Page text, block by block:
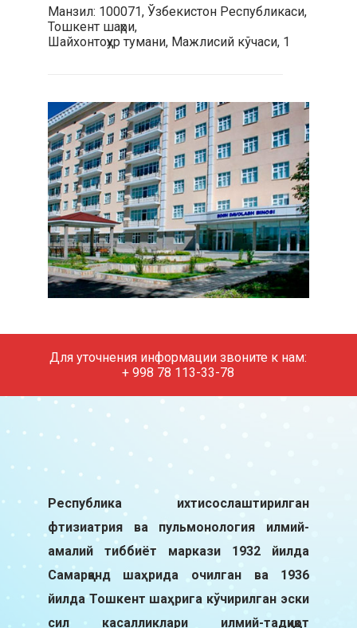
Манзил: 100071, Ўзбекистон Республикаси,
Тошкент шаҳри,
Шайхонтоҳур тумани, Мажлисий кўчаси, 1
Для уточнения информации звоните к нам:
+ 998 78 113-33-78
Республика ихтисослаштирилган
фтизиатрия ва пульмонология илмий-
амалий тиббиёт маркази 1932 йилда
Самарқанд шаҳрида очилган ва 1936
йилда Тошкент шаҳрига кўчирилган эски
сил касалликлари илмий-тадқиқот